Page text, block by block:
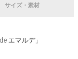
サイズ・素材
エマルデ」